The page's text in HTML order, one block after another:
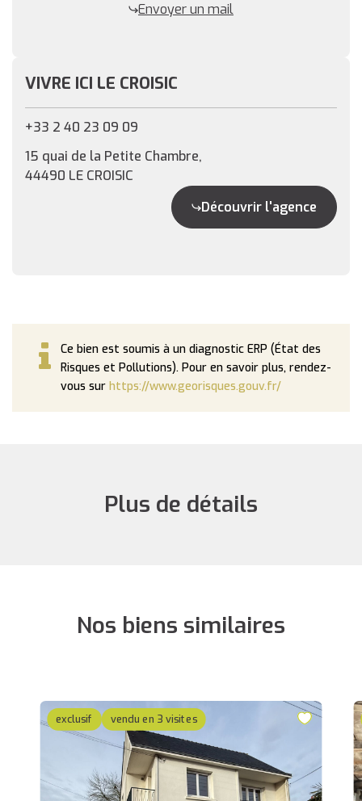
Envoyer un mail
VIVRE ICI LE CROISIC
+33 2 40 23 09 09
15 quai de la Petite Chambre,
44490 LE CROISIC
Découvrir l'agence
Ce bien est soumis à un diagnostic ERP (État des
Risques et Pollutions). Pour en savoir plus, rendez-
vous sur https://www.georisques.gouv.fr/
Plus de détails
Nos biens similaires
exclusif vendu en 3 visites